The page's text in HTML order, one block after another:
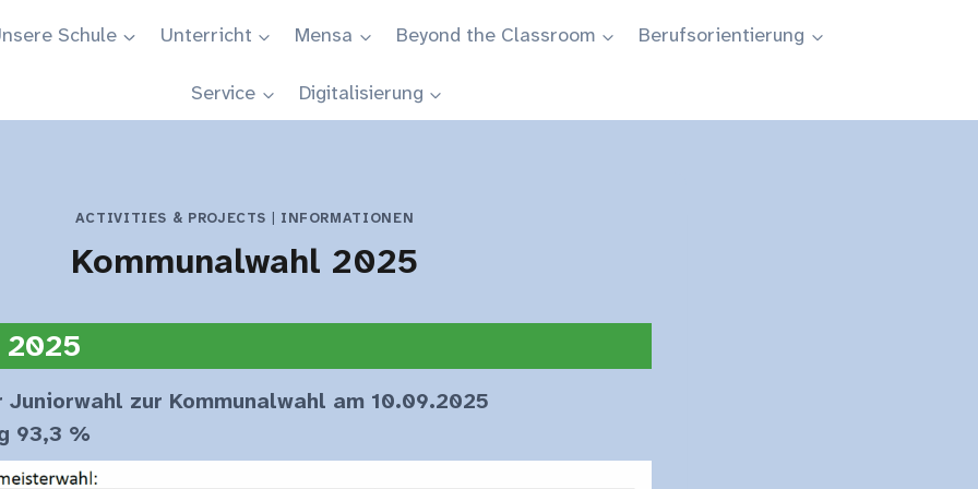
Schule Unterricht Mensa Beyond the Classroom Berufsorientierung
Service Digitalisierung
ACTIVITIES & PROJECTS INFORMATIONEN
Kommunalwahl 2025
zur Kommunalwahl am 10.09.2025
93,3 %